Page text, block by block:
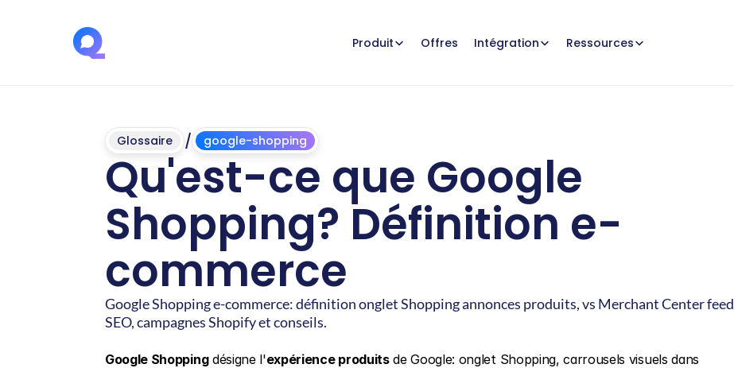
Glossaire / google-shopping
Qu'est-ce que Google
Shopping? Définition e-
commerce
Google Shopping e-commerce: définition onglet Shopping annonces produits, vs Merchant Center feed
SEO, campagnes Shopify et conseils.
Google Shopping désigne l'expérience produits de Google: onglet Shopping, carrousels visuels dans
Produit Offres Intégration Ressources